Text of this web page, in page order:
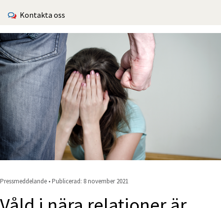
Kontakta oss
Pressmeddelande • Publicerad: 8 november 2021